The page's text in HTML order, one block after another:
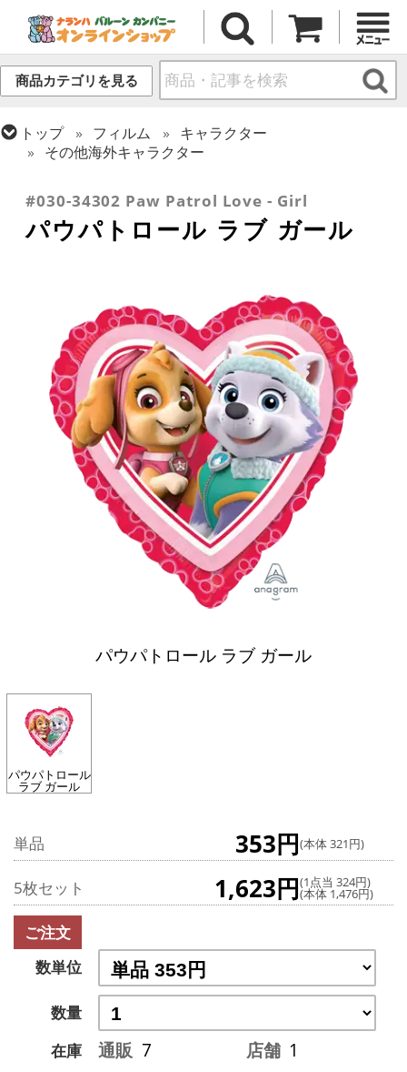
商品カテゴリを見る
トップ フィルム
キャラクター
その他海外キャラクター
#030-34302 Paw Patrol Love - Girl
パウパトロール ラブ ガール
パウパトロール ラブ ガール
パウパトロール
ラブ ガール
単品 353円(本体 321円)
5枚セット 1,623円(1点当 324円)
(本体 1,476円)
ご注文
数単位
数量
在庫
通販 7 店舗 1